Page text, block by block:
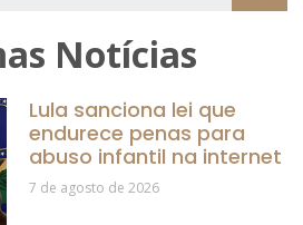
Notícias
Lula sanciona lei que
endurece penas para
abuso infantil na internet
7 de agosto de 2026